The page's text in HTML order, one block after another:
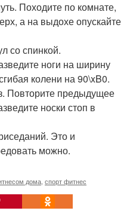
Походите по комнате,
а на выдохе опускайте
со спинкой.
ноги на ширину
колени на 90\xB0.
Повторите предыдущее
носки стоп в
Это и
можно.
дома спорт фитнес